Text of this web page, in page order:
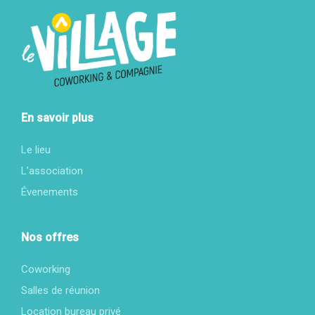
En savoir plus
Le lieu
L’association
Évenements
Nos offres
Coworking
Salles de réunion
Location bureau privé